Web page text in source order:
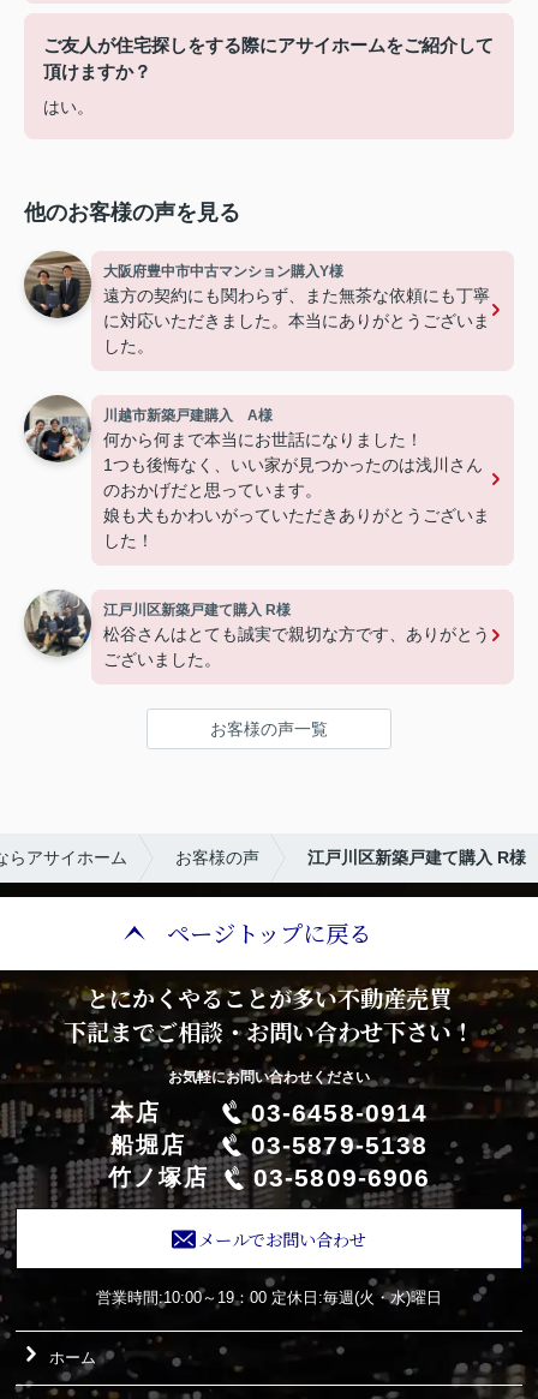
ご友人が住宅探しをする際にアサイホームをご紹介して
頂けますか？
はい。
他のお客様の声を見る
大阪府豊中市中古マンション購入Y様
遠方の契約にも関わらず、また無茶な依頼にも丁寧
に対応いただきました。本当にありがとうございま
した。
川越市新築戸建購入 A様
何から何まで本当にお世話になりました！
1つも後悔なく、いい家が見つかったのは浅川さん
のおかげだと思っています。
娘も犬もかわいがっていただきありがとうございま
した！
江戸川区新築戸建て購入 R様
松谷さんはとても誠実で親切な方です、ありがとう
ございました。
お客様の声一覧
らアサイホーム お客様の声 江戸川区新築戸建て購入 R様
ページトップに戻る
とにかくやることが多い不動産売買
下記までご相談・お問い合わせ下さい！
お気軽にお問い合わせください
本店 03-6458-0914
船堀店 03-5879-5138
竹ノ塚店 03-5809-6906
メールでお問い合わせ
営業時間:10:00～19：00 定休日:毎週(火・水)曜日
ホーム